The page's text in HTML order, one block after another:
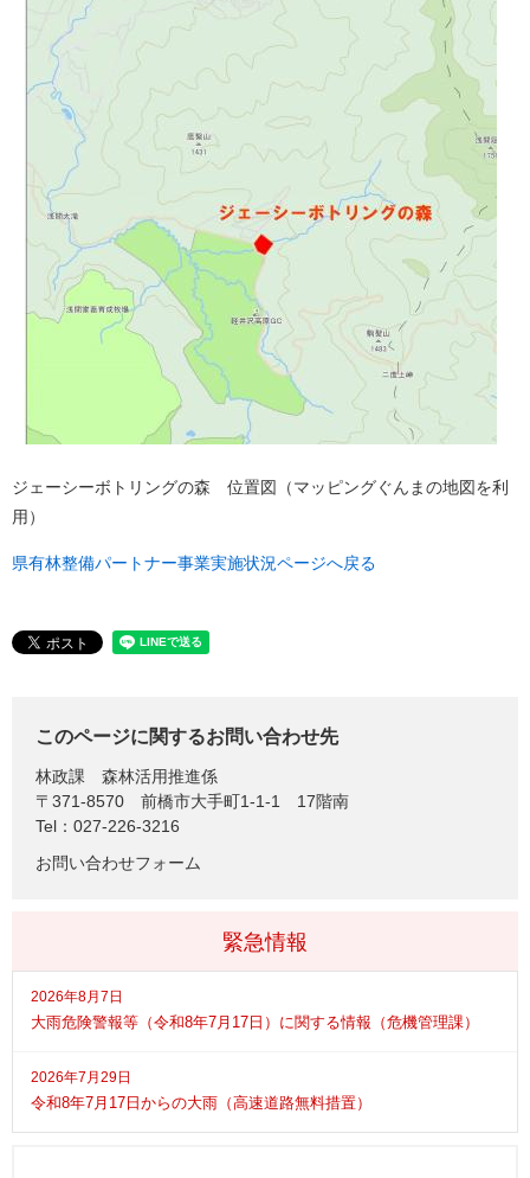
ジェーシーボトリングの森 位置図（マッピングぐんまの地図を利
用）
県有林整備パートナー事業実施状況ページへ戻る
このページに関するお問い合わせ先
林政課
森林活用推進係
〒371-8570
前橋市大手町1-1-1 17階南
Tel：027-226-3216
お問い合わせフォーム
緊急情報
2026年8月7日
大雨危険警報等（令和8年7月17日）に関する情報（危機管理課）
2026年7月29日
令和8年7月17日からの大雨（高速道路無料措置）